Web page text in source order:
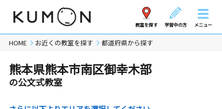
教室を探す 学習中の方 メニュー
HOME お近くの教室を探す 都道府県から探す
熊本県熊本市南区御幸木部
の公文式教室